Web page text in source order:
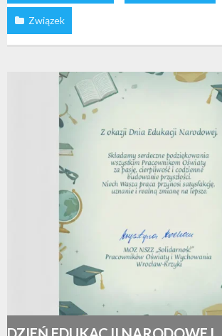
Związek